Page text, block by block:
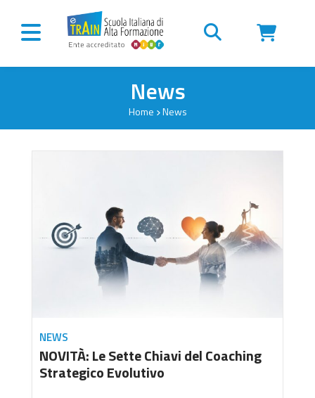
Vai al contenuto
News
Home News
NEWS
NOVITÀ: Le Sette Chiavi del Coaching
Strategico Evolutivo